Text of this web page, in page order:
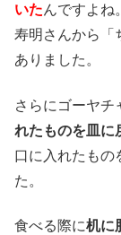
いたんですよね
寿明さんから「
ありました。
さらにゴーヤチ
れたものを皿に
口に入れたもの
た。
食べる際に机に